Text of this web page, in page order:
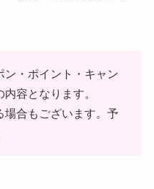
・ポイント・キャン
容となります。
場合もございます。予